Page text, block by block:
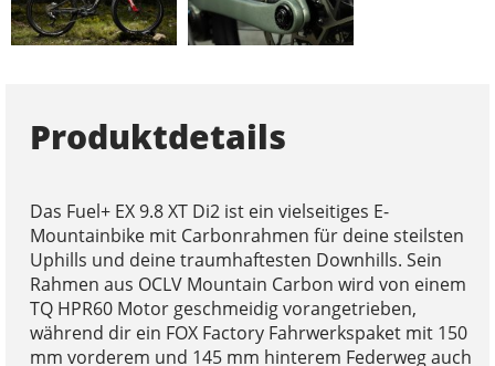
Produktdetails
Das Fuel+ EX 9.8 XT Di2 ist ein vielseitiges E-
Mountainbike mit Carbonrahmen für deine steilsten
Uphills und deine traumhaftesten Downhills. Sein
Rahmen aus OCLV Mountain Carbon wird von einem
TQ HPR60 Motor geschmeidig vorangetrieben,
während dir ein FOX Factory Fahrwerkspaket mit 150
mm vorderem und 145 mm hinterem Federweg auch